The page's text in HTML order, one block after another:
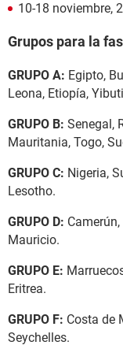
10-18 noviembre,
Grupos para la
GRUPO A: Egipto,
Leona, Etiopía,
GRUPO B: Senegal,
Mauritania, Togo,
GRUPO C: Nigeria,
Lesotho.
GRUPO D:
Mauricio.
GRUPO E:
Eritrea.
GRUPO F: Costa de
Seychelles.